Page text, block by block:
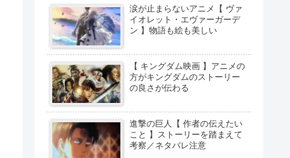
涙が止まらないアニメ【 ヴァ
イオレット・エヴァーガーデ
ン 】物語も絵も美しい
【 キングダム映画 】アニメの
方がキングダムのストーリー
の良さが伝わる
進撃の巨人【 作者の伝えたい
こと 】ストーリーを踏まえて
考察／ネタバレ注意